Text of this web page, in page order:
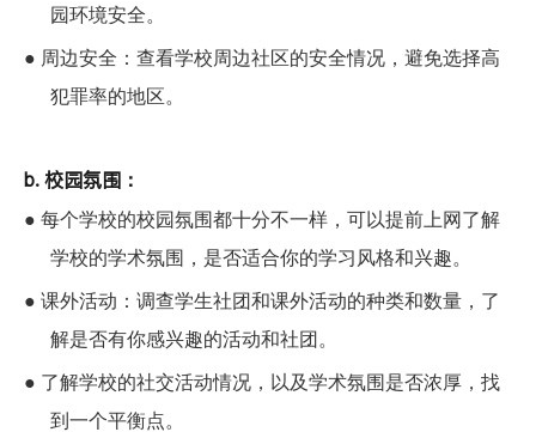
园环境安全。
● 周边安全：查看学校周边社区的安全情况，避免选择高
犯罪率的地区。
b. 校园氛围：
● 每个学校的校园氛围都十分不一样，可以提前上网了解
学校的学术氛围，是否适合你的学习风格和兴趣。
● 课外活动：调查学生社团和课外活动的种类和数量，了
解是否有你感兴趣的活动和社团。
● 了解学校的社交活动情况，以及学术氛围是否浓厚，找
到一个平衡点。